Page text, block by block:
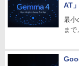
AT
最小
ま